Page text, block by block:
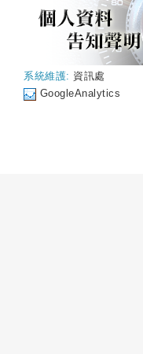
系統維護: 資訊處
GoogleAnalytics